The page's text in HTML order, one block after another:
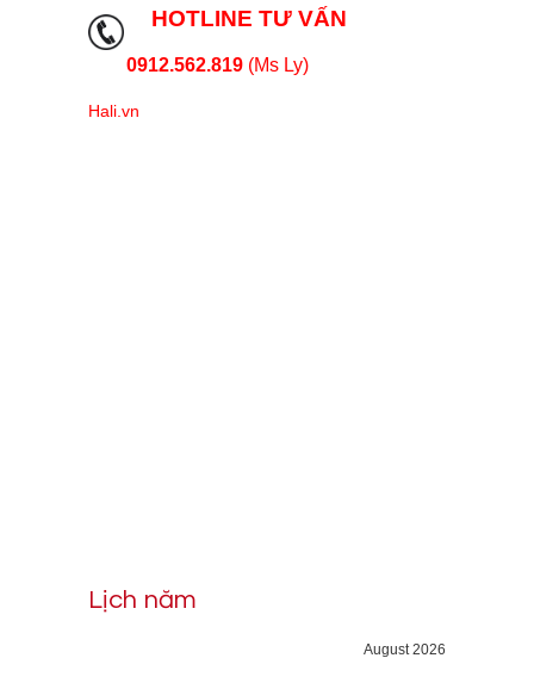
HOTLINE TƯ VẤN
0912.562.819 (Ms Ly)
Hali.vn
Lịch năm
August 2026